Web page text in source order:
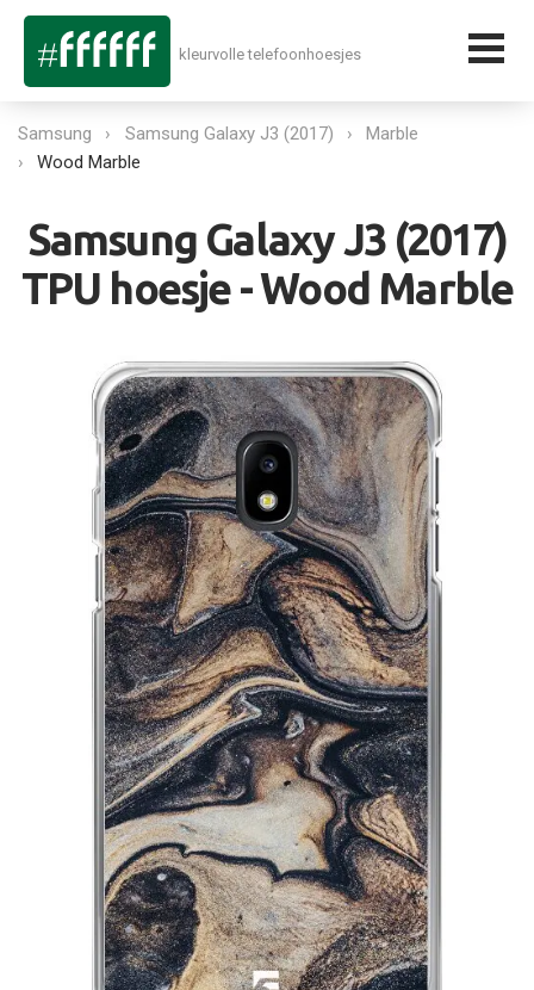
kleurvolle telefoonhoesjes
Samsung Samsung Galaxy J3 (2017)
Marble
Wood Marble
Samsung Galaxy J3 (2017)
TPU hoesje - Wood Marble